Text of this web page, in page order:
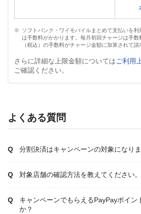
ソフトバンク・ワイモバイルまとめて支払いを
は手数料がかかります。毎月初回チャージは手数
（税込）の手数料がチャージ金額に加算されて請
さらに詳細な上限金額についてはご利用
ご確認ください。
よくある質問
分割決済はキャンペーンの対象になり
対象店舗の確認方法を教えてください。
キャンペーンでもらえるPayPayポイン
か？